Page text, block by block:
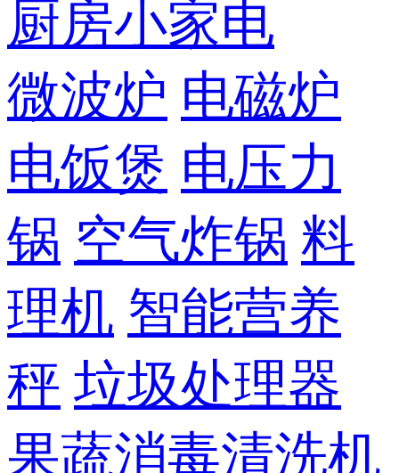
厨房小家电
微波炉 电磁炉
电饭煲 电压力
锅 空气炸锅 料
理机 智能营养
秤 垃圾处理器
果蔬消毒清洗机